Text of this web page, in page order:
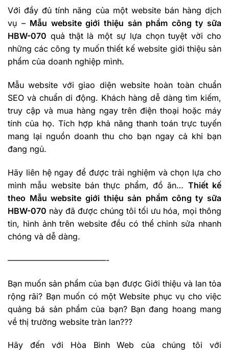
Với đầy đủ tính năng của một website bán hàng dịch
vụ – Mẫu website giới thiệu sản phẩm công ty sữa
HBW-070 quả thật là một sự lựa chọn tuyệt vời cho
những các công ty muốn thiết kế website giới thiệu sản
phẩm của doanh nghiệp mình.
Mẫu website với giao diện website hoàn toàn chuẩn
SEO và chuẩn di động. Khách hàng dễ dàng tìm kiếm,
truy cập và mua hàng ngay trên điện thoại hoặc máy
tính của họ. Tích hợp khả năng thanh toán trực tuyến
mang lại nguồn doanh thu cho bạn ngay cả khi bạn
đang ngủ.
Hãy liên hệ ngay để được trải nghiệm và chọn lựa cho
mình mẫu website bán thực phẩm, đồ ăn… Thiết kế
theo Mẫu website giới thiệu sản phẩm công ty sữa
HBW-070 này đã được chúng tôi tối ưu hóa, mọi thông
tin, hình ảnh trên website đều có thể chỉnh sửa nhanh
chóng và dễ dàng.
————————————-
Bạn muốn sản phẩm của bạn được Giới thiệu và lan tỏa
rộng rãi? Bạn muốn có một Website phục vụ cho việc
quảng bá sản phẩm của bạn? Bạn đang hoang mang
về thị trường website tràn lan???
Hãy đến với Hòa Bình Web của chúng tôi với